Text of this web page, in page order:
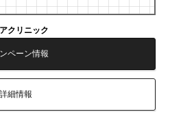
クリニック
ペーン情報
細情報